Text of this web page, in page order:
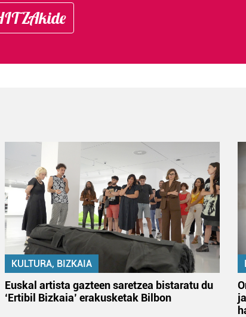
KULTURA, BIZKAIA
Euskal artista gazteen saretzea bistaratu du
‘Ertibil Bizkaia’ erakusketak Bilbon